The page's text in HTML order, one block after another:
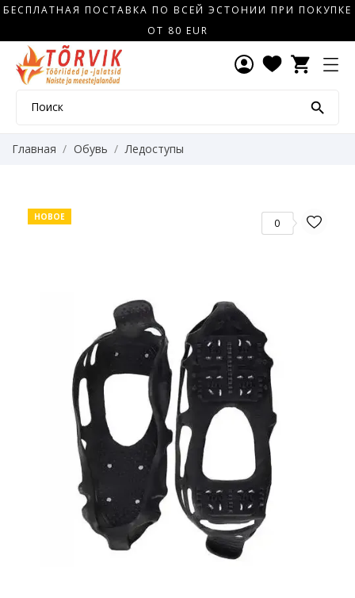
БЕСПЛАТНАЯ ПОСТАВКА ПО ВСЕЙ ЭСТОНИИ ПРИ ПОКУПКЕ
ОТ 80 EUR
shopping_cart

Главная Обувь Ледоступы
НОВОЕ 0